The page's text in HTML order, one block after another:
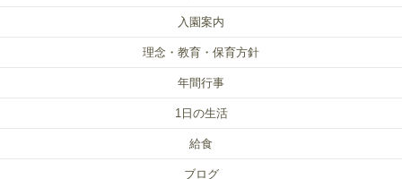
入園案内
理念・教育・保育方針
年間行事
1日の生活
給食
ブログ